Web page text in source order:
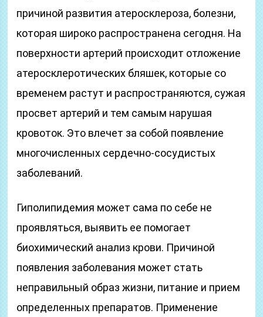
причиной развития атеросклероза, болезни,
которая широко распространена сегодня. На
поверхности артерий происходит отложение
атеросклеротических бляшек, которые со
временем растут и распространяются, сужая
просвет артерий и тем самым нарушая
кровоток. Это влечет за собой появление
многочисленных сердечно-сосудистых
заболеваний.
Гиполипидемия может сама по себе не
проявляться, выявить ее помогает
биохимический анализ крови. Причиной
появления заболевания может стать
неправильный образ жизни, питание и прием
определенных препаратов. Применение